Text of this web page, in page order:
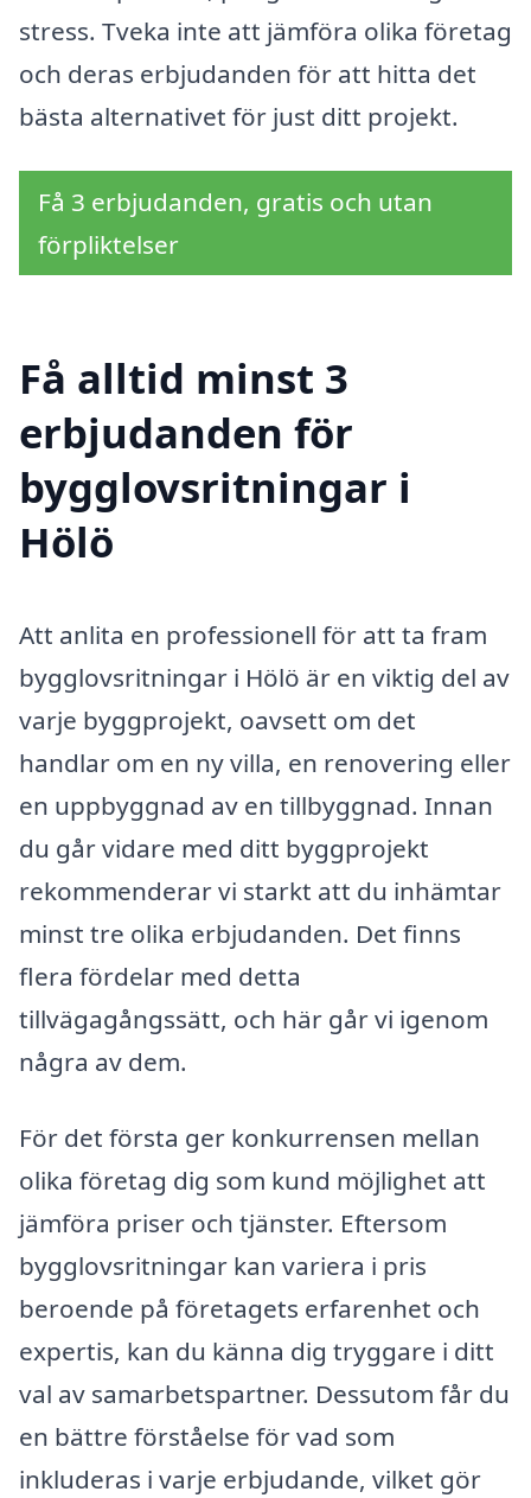
stress. Tveka inte att jämföra olika företag
och deras erbjudanden för att hitta det
bästa alternativet för just ditt projekt.
Få 3 erbjudanden, gratis och utan
förpliktelser
Få alltid minst 3
erbjudanden för
bygglovsritningar i
Hölö
Att anlita en professionell för att ta fram
bygglovsritningar i Hölö är en viktig del av
varje byggprojekt, oavsett om det
handlar om en ny villa, en renovering eller
en uppbyggnad av en tillbyggnad. Innan
du går vidare med ditt byggprojekt
rekommenderar vi starkt att du inhämtar
minst tre olika erbjudanden. Det finns
flera fördelar med detta
tillvägagångssätt, och här går vi igenom
några av dem.
För det första ger konkurrensen mellan
olika företag dig som kund möjlighet att
jämföra priser och tjänster. Eftersom
bygglovsritningar kan variera i pris
beroende på företagets erfarenhet och
expertis, kan du känna dig tryggare i ditt
val av samarbetspartner. Dessutom får du
en bättre förståelse för vad som
inkluderas i varje erbjudande, vilket gör